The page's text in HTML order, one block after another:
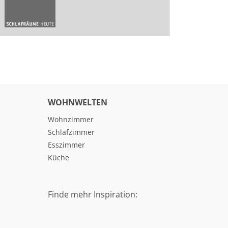
WOHNWELTEN
Wohnzimmer
Schlafzimmer
Esszimmer
Küche
Finde mehr Inspiration: